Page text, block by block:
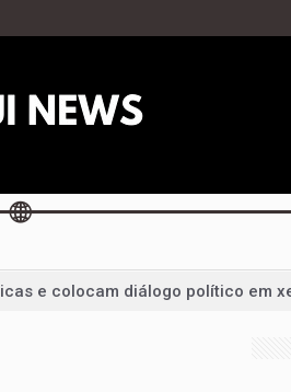
e colocam diálogo político em